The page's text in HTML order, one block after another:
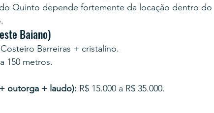
Quinto depende fortemente da locação dentro do
Baiano)
Barreiras + cristalino.
150 metros.
outorga + laudo): R$ 15.000 a R$ 35.000.